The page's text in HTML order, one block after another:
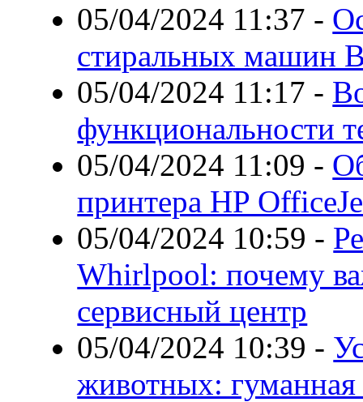
05/04/2024 11:37 -
стиральных машин
05/04/2024 11:17 -
функциональности
05/04/2024 11:09 -
принтера HP
05/04/2024 10:59 -
Whirlpool: почему
сервисный центр
05/04/2024 10:39 -
животных: